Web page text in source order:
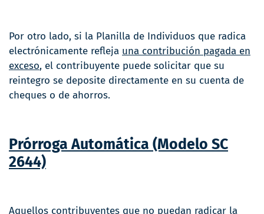
Por otro lado, si la Planilla de Individuos que radica
electrónicamente refleja una contribución pagada en
exceso, el contribuyente puede solicitar que su
reintegro se deposite directamente en su cuenta de
cheques o de ahorros.
Prórroga Automática (Modelo SC
2644)
Aquellos contribuyentes que no puedan radicar la